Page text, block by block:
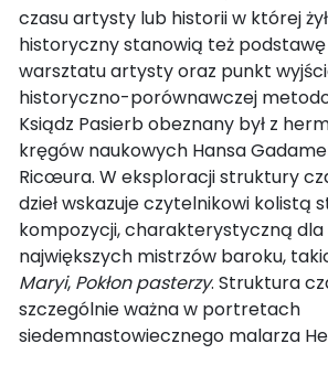
czasu artysty lub historii w której
historyczny stanowią też
warsztatu artysty oraz punkt
historyczno-porównawczej
Ksiądz Pasierb obeznany był z
kręgów naukowych Hansa
Ricœura. W eksploracji struktury
dzieł wskazuje czytelnikowi kolistą
kompozycji, charakterystyczną dla
największych mistrzów baroku,
Maryi, Pokłon pasterzy. Struktura
szczególnie ważna w portretach
siedemnastowiecznego malarza